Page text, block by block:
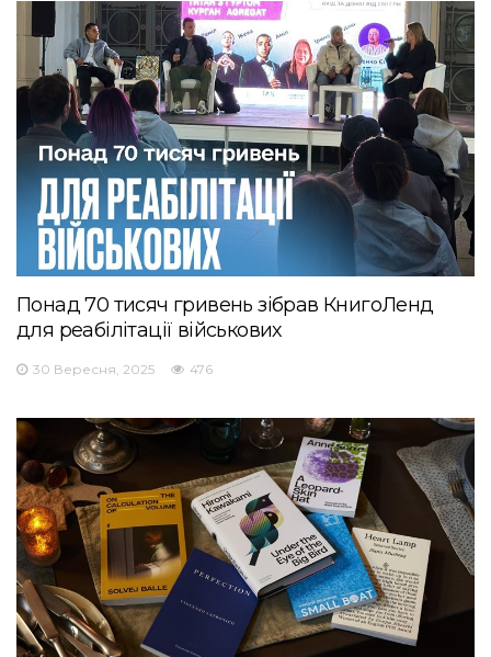
Понад 70 тисяч гривень зібрав КнигоЛенд
для реабілітації військових
30 Вересня, 2025 476